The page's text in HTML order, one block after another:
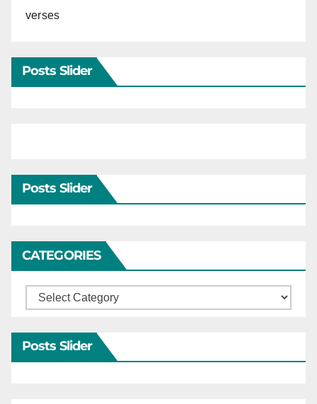
verses
Posts Slider
Posts Slider
CATEGORIES
Categories
Posts Slider